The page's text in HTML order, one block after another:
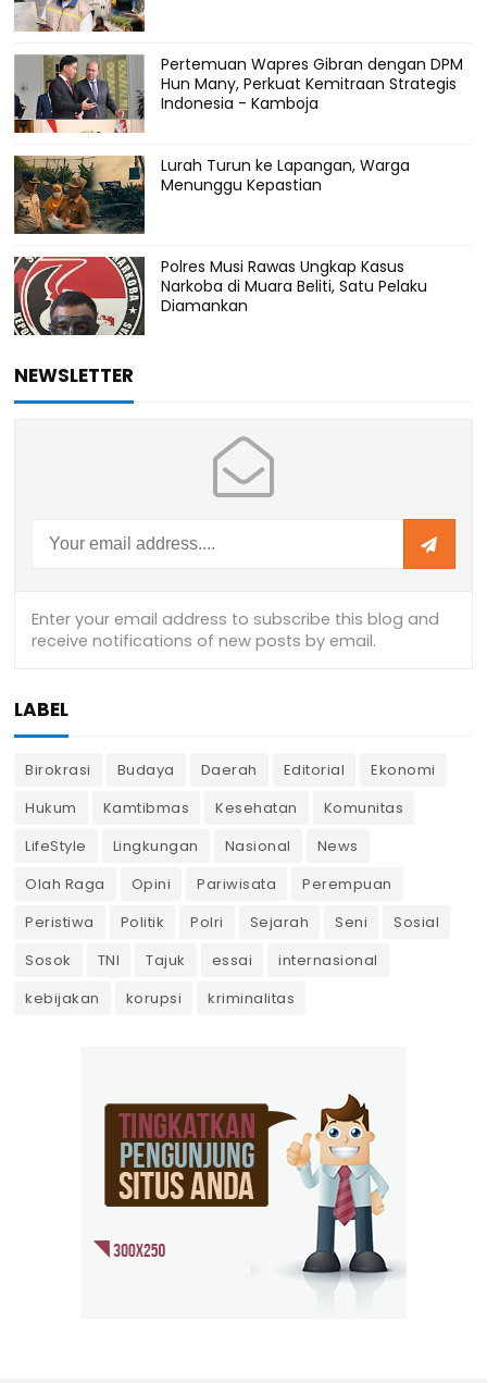
Pertemuan Wapres Gibran dengan DPM
Hun Many, Perkuat Kemitraan Strategis
Indonesia - Kamboja
Lurah Turun ke Lapangan, Warga
Menunggu Kepastian
Polres Musi Rawas Ungkap Kasus
Narkoba di Muara Beliti, Satu Pelaku
Diamankan
NEWSLETTER
LABEL
Birokrasi Budaya Daerah Editorial
Ekonomi
Hukum
Kamtibmas Kesehatan
Komunitas
LifeStyle
Lingkungan Nasional
News
Olah Raga
Opini Pariwisata
Perempuan
Peristiwa
Politik Polri Sejarah Seni
Sosial
Sosok
TNI Tajuk essai
internasional
kebijakan
korupsi kriminalitas